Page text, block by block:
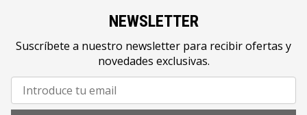
NEWSLETTER
Suscríbete a nuestro newsletter para recibir ofertas y
novedades exclusivas.